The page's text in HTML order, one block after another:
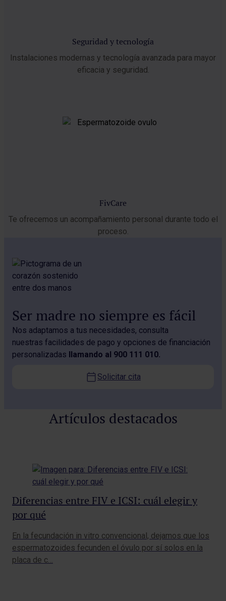
Seguridad y tecnología
Instalaciones modernas y tecnología avanzada para mayor
eficacia y seguridad.
FivCare
Te ofrecemos un acompañamiento personal durante todo el
proceso.
Ser madre no siempre es fácil
Nos adaptamos a tus necesidades, consulta
nuestras facilidades de pago y opciones de financiación
personalizadas llamando al 900 111 010.
Solicitar cita
Artículos destacados
Diferencias entre FIV e ICSI: cuál elegir y
por qué
En la fecundación in vitro convencional, dejamos que los
espermatozoides fecunden el óvulo por sí solos en la
placa de c…